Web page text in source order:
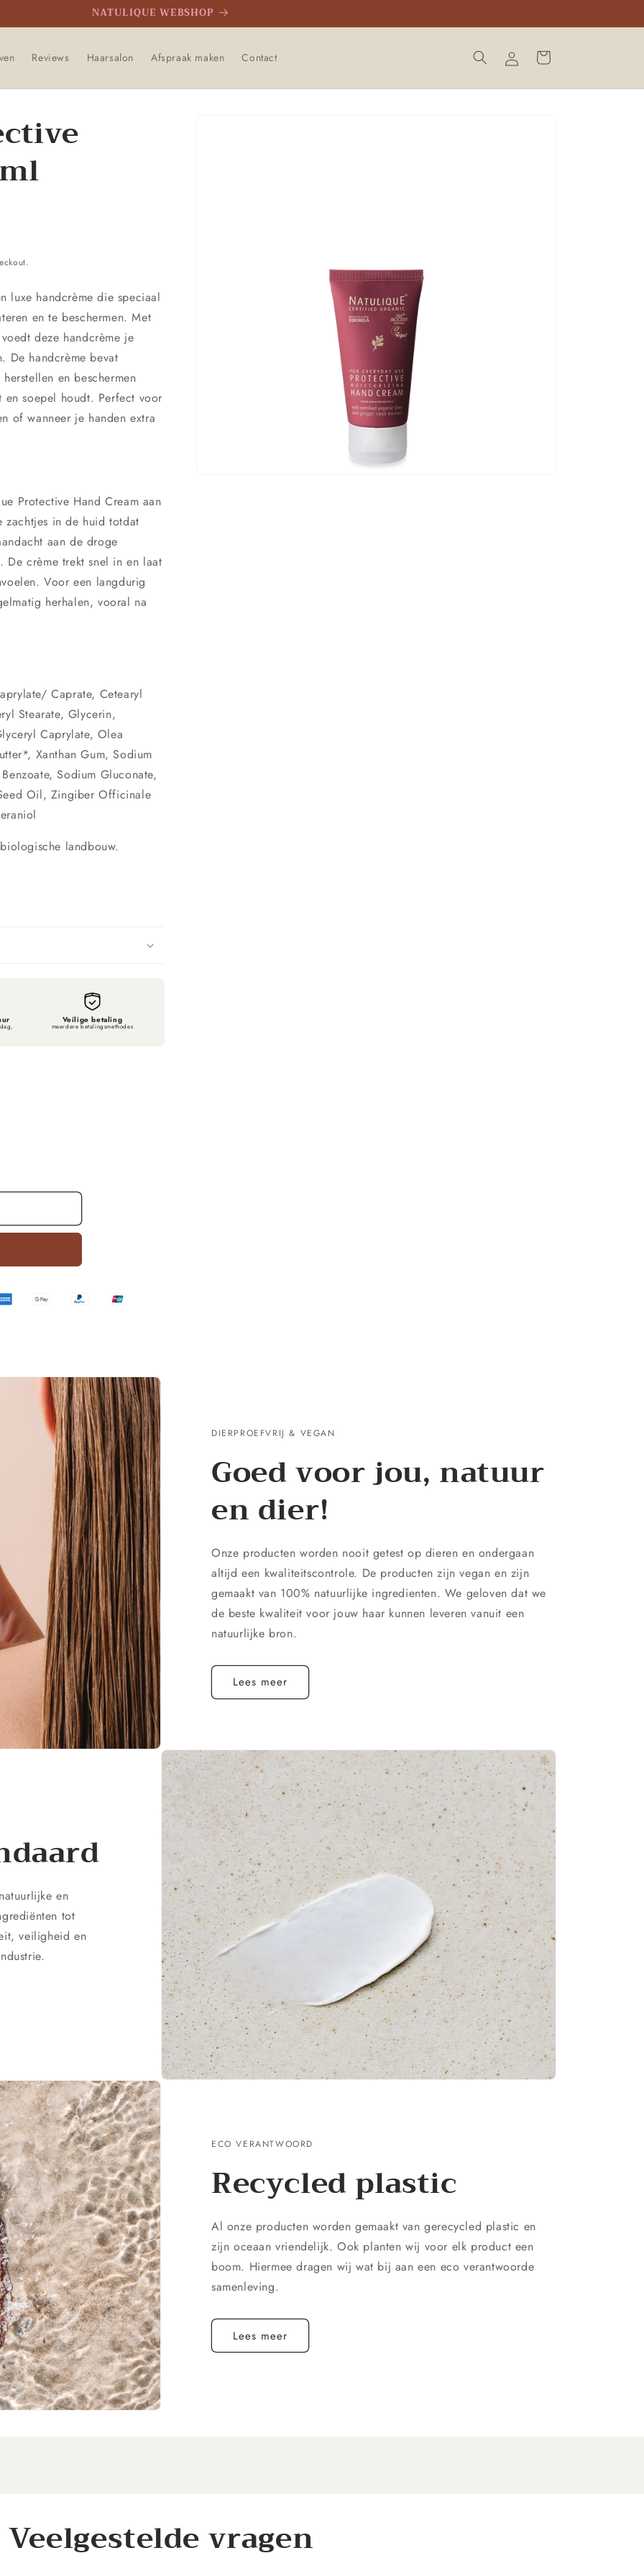
NATULIQUE WEBSHOP
Reviews Haarsalon Afspraak maken Contact InloggenWinkelwagen
luxe handcrème die speciaal
en te beschermen. Met
deze handcrème je
De handcrème bevat
en beschermen
soepel houdt. Perfect voor
of wanneer je handen extra
Protective Hand Cream aan
zachtjes in de huid totdat
aan de droge
De crème trekt snel in en laat
Voor een langdurig
herhalen, vooral na
Caprate, Cetearyl
Stearate, Glycerin,
Caprylate, Olea
Xanthan Gum, Sodium
Sodium Gluconate,
Oil, Zingiber Officinale
landbouw.
Veilige betaling
meerdere betalingsmethodes
DIERPROEFVRIJ & VEGAN
Goed voor jou, natuur
en dier!
Onze producten worden nooit getest op dieren en ondergaan
altijd een kwaliteitscontrole. De producten zijn vegan en zijn
gemaakt van 100% natuurlijke ingredienten. We geloven dat we
de beste kwaliteit voor jouw haar kunnen leveren vanuit een
natuurlijke bron.
Lees meer
en
tot
veiligheid en
ECO VERANTWOORD
Recycled plastic
Al onze producten worden gemaakt van gerecycled plastic en
zijn oceaan vriendelijk. Ook planten wij voor elk product een
boom. Hiermee dragen wij wat bij aan een eco verantwoorde
samenleving.
Lees meer
Veelgestelde vragen